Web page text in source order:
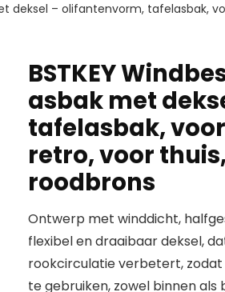
deksel – olifantenvorm, tafelasbak,
BSTKEY
asbak met
tafelasbak,
retro, voor
roodbrons
Ontwerp met winddicht,
flexibel en draaibaar deksel,
rookcirculatie verbetert,
te gebruiken, zowel binnen als